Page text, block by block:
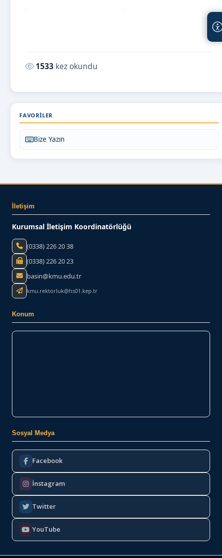
Okunma sayısı:
1533 kez okundu
FAVORILER
Bize Yazın
İletişim
Kurumsal İletişim Koordinatörlüğü
(0338) 226 20 38
(0338) 226 20 23
basin@kmu.edu.tr
kmu.rektorluk@hs01.kep.tr
Konum
Sosyal Medya
Facebook
İnstagram
Twitter
YouTube